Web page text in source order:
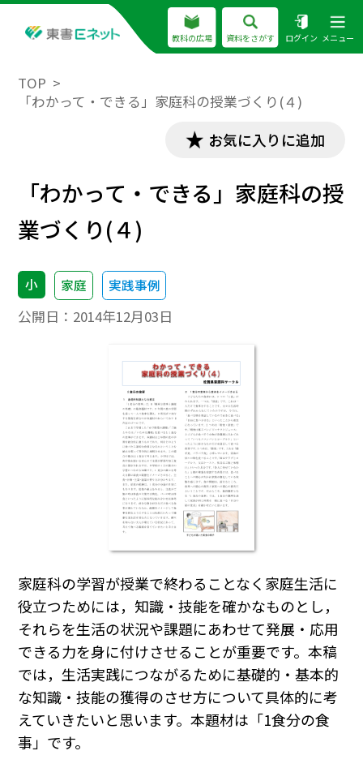
教科の広場 資料をさがす ログイン メニュー
TOP
「わかって・できる」家庭科の授業づくり(４)
お気に入りに追加
「わかって・できる」家庭科の授
業づくり(４)
小 家庭 実践事例
公開日： 2014年12月03日
家庭科の学習が授業で終わることなく家庭生活に
役立つためには，知識・技能を確かなものとし，
それらを生活の状況や課題にあわせて発展・応用
できる力を身に付けさせることが重要です。本稿
では，生活実践につながるために基礎的・基本的
な知識・技能の獲得のさせ方について具体的に考
えていきたいと思います。本題材は「1食分の食
事」です。